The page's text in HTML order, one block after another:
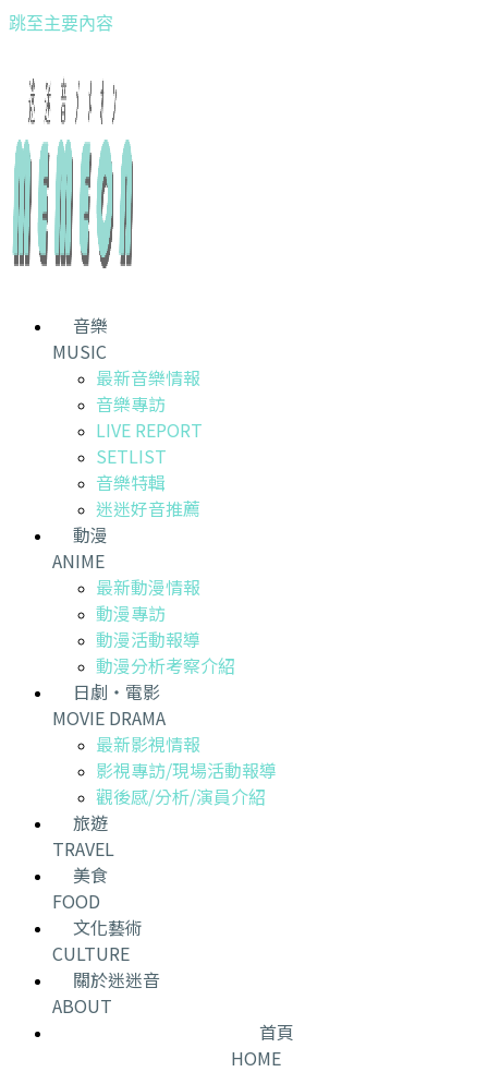
跳至主要內容
音樂
MUSIC
最新音樂情報
音樂專訪
LIVE REPORT
SETLIST
音樂特輯
迷迷好音推薦
動漫
ANIME
最新動漫情報
動漫專訪
動漫活動報導
動漫分析考察介紹
日劇・電影
MOVIE DRAMA
最新影視情報
影視專訪/現場活動報導
觀後感/分析/演員介紹
旅遊
TRAVEL
美食
FOOD
文化藝術
CULTURE
關於迷迷音
ABOUT
首頁
HOME